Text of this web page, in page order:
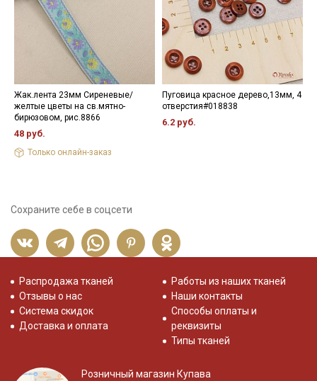
Жак.лента 23мм Сиреневые/
желтые цветы на св.мятно-
бирюзовом, рис.8866
48 руб.
Только онлайн-заказ
Пуговица красное дерево,13мм, 4
отверстия#018838
6.2 руб.
Сохраните себе в соцсети
Распродажа тканей
Отзывы о нас
Система скидок
Доставка и оплата
Работы из наших тканей
Наши контакты
Способы оплаты и
реквизиты
Типы тканей
Розничный магазин Купава